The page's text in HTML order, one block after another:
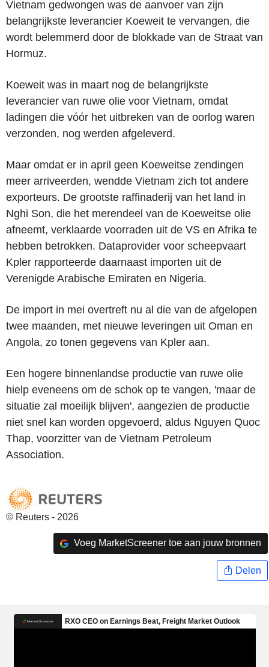
Vietnam gedwongen was de aanvoer van zijn
belangrijkste leverancier Koeweit te vervangen, die
wordt belemmerd door de blokkade van de Straat van
Hormuz.
Koeweit was in maart nog de belangrijkste
leverancier van ruwe olie voor Vietnam, omdat
ladingen die vóór het uitbreken van de oorlog waren
verzonden, nog werden afgeleverd.
Maar omdat er in april geen Koeweitse zendingen
meer arriveerden, wendde Vietnam zich tot andere
exporteurs. De grootste raffinaderij van het land in
Nghi Son, die het merendeel van de Koeweitse olie
afneemt, verklaarde voorraden uit de VS en Afrika te
hebben betrokken. Dataprovider voor scheepvaart
Kpler rapporteerde daarnaast importen uit de
Verenigde Arabische Emiraten en Nigeria.
De import in mei overtreft nu al die van de afgelopen
twee maanden, met nieuwe leveringen uit Oman en
Angola, zo tonen gegevens van Kpler aan.
Een hogere binnenlandse productie van ruwe olie
hielp eveneens om de schok op te vangen, 'maar de
situatie zal moeilijk blijven', aangezien de productie
niet snel kan worden opgevoerd, aldus Nguyen Quoc
Thap, voorzitter van de Vietnam Petroleum
Association.
© Reuters - 2026
Voeg MarketScreener toe aan jouw bronnen
Delen